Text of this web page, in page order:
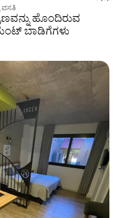
ವಸತಿ
ಹೊಂದಿರುವ
ಬಾಡಿಗೆಗಳು